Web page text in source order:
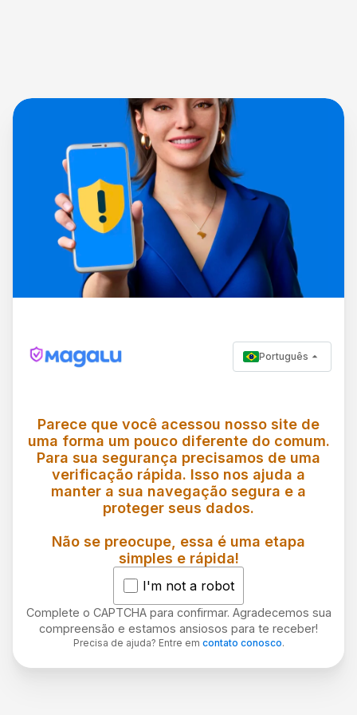
Português
Parece que você acessou nosso site de
uma forma um pouco diferente do comum.
Para sua segurança precisamos de uma
verificação rápida. Isso nos ajuda a
manter a sua navegação segura e a
proteger seus dados.
Não se preocupe, essa é uma etapa
simples e rápida!
I'm not a robot
Complete o CAPTCHA para confirmar. Agradecemos sua
compreensão e estamos ansiosos para te receber!
Precisa de ajuda? Entre em contato conosco.